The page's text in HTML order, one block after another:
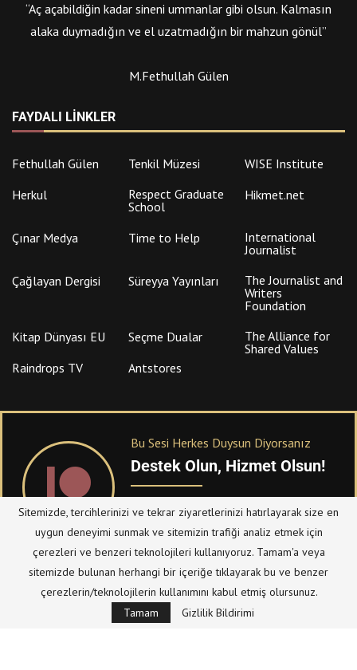
“Aç açabildiğin kadar sineni ummanlar gibi olsun. Kalmasın
alaka duymadığın ve el uzatmadığın bir mahzun gönül”
M.Fethullah Gülen
FAYDALI LINKLER
Fethullah Gülen Tenkil Müzesi
WISE Institute
Herkul
Respect Graduate
School
Hikmet.net
Çınar Medya Time to Help
International
Journalist
Çağlayan Dergisi
Süreyya Yayınları
The Journalist and
Writers
Foundation
Kitap Dünyası EU
Seçme Dualar
The Alliance for
Shared Values
Raindrops TV
Antstores
Bu Sesi Herkes Duysun Diyorsanız
Destek Olun, Hizmet Olsun!
PATREONüzerinden sitemize bağışta
bulanabilirsiniz.
Bize Ulaşın
Taziye Defteri
Gizlilik Politikası (Datenschutzerklärung)
Künye/Impressum
Sitemizde, tercihlerinizi ve tekrar ziyaretlerinizi hatırlayarak size en
uygun deneyimi sunmak ve sitemizin trafiği analiz etmek için
çerezleri ve benzeri teknolojileri kullanıyoruz. Tamam'a veya
sitemizde bulunan herhangi bir içeriğe tıklayarak bu ve benzer
çerezlerin/teknolojilerin kullanımını kabul etmiş olursunuz.
Tamam
Gizlilik Bildirimi